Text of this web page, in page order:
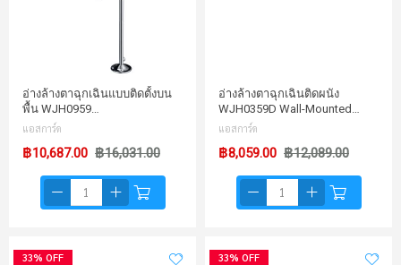
อ่างล้างตาฉุกเฉินแบบติดตั้งบน
พื้น WJH0959…
แอสการ์ด
฿10,687.00 ฿16,031.00
อ่างล้างตาฉุกเฉินติดผนัง
WJH0359D Wall-Mounted…
แอสการ์ด
฿8,059.00 ฿12,089.00
33% OFF 33% OFF